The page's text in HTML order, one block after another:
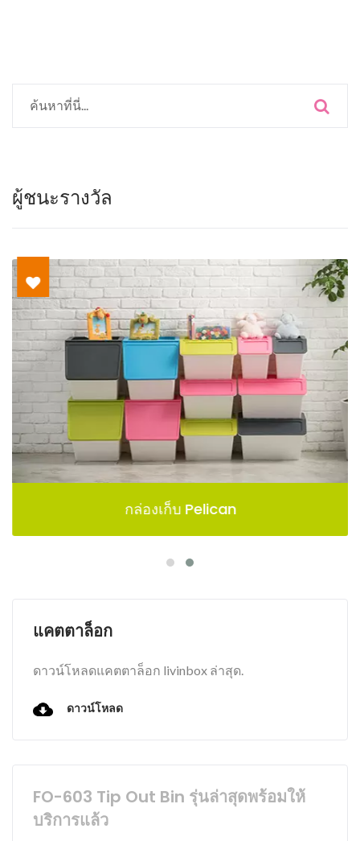
ผู้ชนะรางวัล
กล่องเก็บ Pelican
แคตตาล็อก
ดาวน์โหลดแคตตาล็อก livinbox ล่าสุด.
ดาวน์โหลด
FO-603 Tip Out Bin รุ่นล่าสุดพร้อมให้
บริการแล้ว